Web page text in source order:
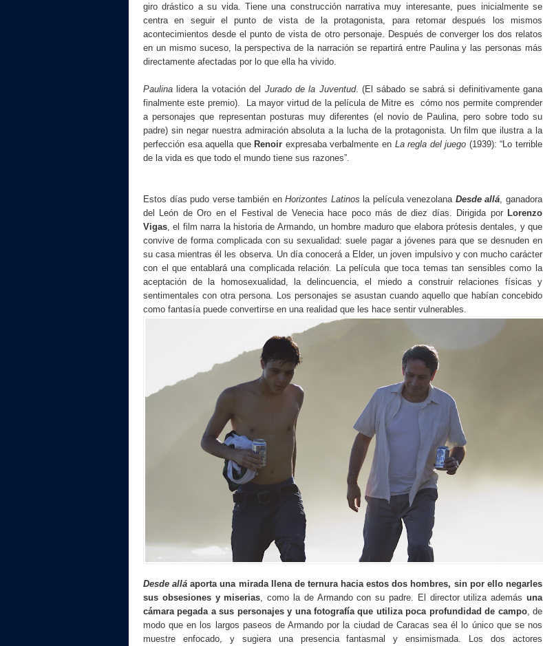
giro drástico a su vida. Tiene una construcción narrativa muy interesante, pues inicialmente se
centra en seguir el punto de vista de la protagonista, para retomar después los mismos
acontecimientos desde el punto de vista de otro personaje. Después de converger los dos relatos
en un mismo suceso, la perspectiva de la narración se repartirá entre Paulina y las personas más
directamente afectadas por lo que ella ha vivido.
Paulina lidera la votación del Jurado de la Juventud. (El sábado se sabrá si definitivamente gana
finalmente este premio). La mayor virtud de la película de Mitre es cómo nos permite comprender
a personajes que representan posturas muy diferentes (el novio de Paulina, pero sobre todo su
padre) sin negar nuestra admiración absoluta a la lucha de la protagonista. Un film que ilustra a la
perfección esa aquella queRenoir expresaba verbalmente en La regla del juego (1939): “Lo terrible
de la vida es que todo el mundo tiene sus razones”.
Estos días pudo verse también enHorizontes Latinos la película venezolana Desde allá , ganadora
del León de Oro en el Festival de Venecia hace poco más de diez días. Dirigida por Lorenzo
Vigas , el film narra la historia de Armando, un hombre maduro que elabora prótesis dentales, y que
convive de forma complicada con su sexualidad: suele pagar a jóvenes para que se desnuden en
su casa mientras él les observa. Un día conocerá a Elder, un joven impulsivo y con mucho carácter
con el que entablará una complicada relación. La película que toca temas tan sensibles como la
aceptación de la homosexualidad, la delincuencia, el miedo a construir relaciones físicas y
sentimentales con otra persona. Los personajes se asustan cuando aquello que habían concebido
como fantasía puede convertirse en una realidad que les hace sentir vulnerables.
Desde alláaporta una mirada llena de ternura hacia estos dos hombres, sin por ello negarles
sus obsesiones y miserias , como la de Armando con su padre. El director utiliza ademásuna
cámara pegada a sus personajes y una fotografía que utiliza poca profundidad de campo, de
modo que en los largos paseos de Armando por la ciudad de Caracas sea él lo único que se nos
muestre enfocado, y sugiera una presencia fantasmal y ensimismada. Los dos actores